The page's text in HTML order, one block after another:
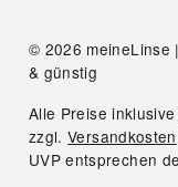
© 2026 meineLinse
& günstig
Alle Preise
zzgl.Versandkosten
UVP entsprechen